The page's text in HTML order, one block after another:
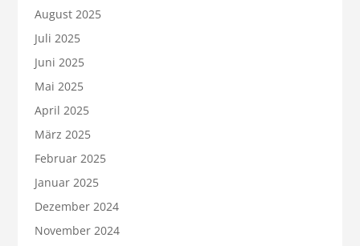
August 2025
Juli 2025
Juni 2025
Mai 2025
April 2025
März 2025
Februar 2025
Januar 2025
Dezember 2024
November 2024